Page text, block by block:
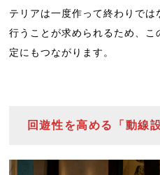
テリアは一度作って終わりで
行うことが求められるため、
定にもつながります。
回遊性を高める「動線